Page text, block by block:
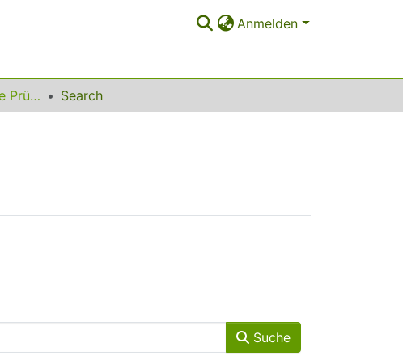
Anmelden
TU-weit zugängliche Prüfungsarbeiten Search
Suche